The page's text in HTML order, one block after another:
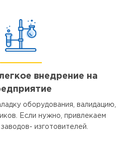
внедрение на
оборудования, валидацию,
Если нужно, привлекаем
изготовителей.